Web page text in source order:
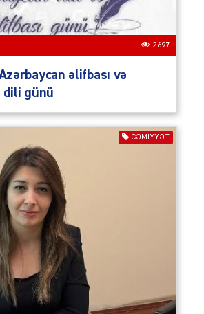
2697
əlifbası və
dili günü
CƏMIYYƏT